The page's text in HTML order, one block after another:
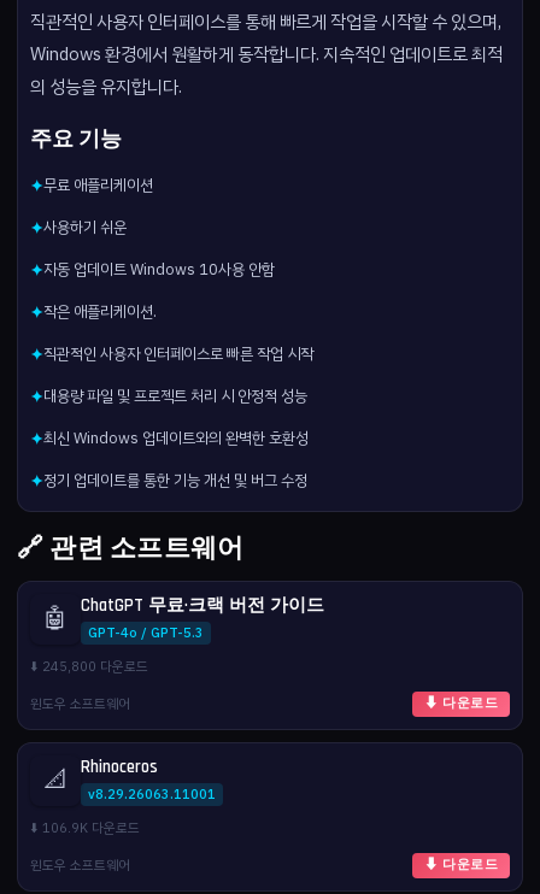
직관적인 사용자 인터페이스를 통해 빠르게 작업을 시작할 수 있으며,
Windows 환경에서 원활하게 동작합니다. 지속적인 업데이트로 최적
의 성능을 유지합니다.
주요 기능
✦무료 애플리케이션
✦사용하기 쉬운
✦자동 업데이트 Windows 10사용 안함
✦작은 애플리케이션.
✦직관적인 사용자 인터페이스로 빠른 작업 시작
✦대용량 파일 및 프로젝트 처리 시 안정적 성능
✦최신 Windows 업데이트와의 완벽한 호환성
✦정기 업데이트를 통한 기능 개선 및 버그 수정
🔗 관련 소프트웨어
🤖 ChatGPT 무료·크랙 버전 가이드
GPT-4o / GPT-5.3
⬇️ 245,800 다운로드
윈도우 소프트웨어
⬇ 다운로드
📐 Rhinoceros
v8.29.26063.11001
⬇️ 106.9K 다운로드
윈도우 소프트웨어
⬇ 다운로드